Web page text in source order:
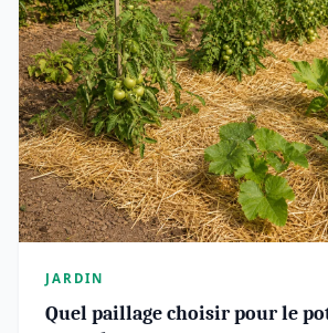
JARDIN
Quel paillage choisir pour le